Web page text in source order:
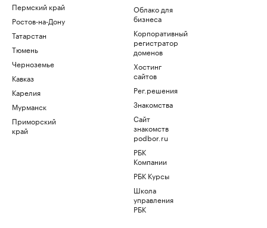
Пермский край
Ростов-на-Дону
Татарстан
Тюмень
Черноземье
Кавказ
Карелия
Мурманск
Приморский
край
Облако для
бизнеса
Корпоративный
регистратор
доменов
Хостинг
сайтов
Рег.решения
Знакомства
Сайт
знакомств
podbor.ru
РБК
Компании
РБК Курсы
Школа
управления
РБК